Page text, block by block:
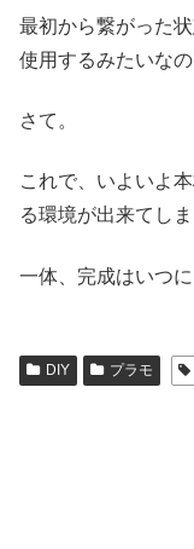
最初から繋がった
使用するみたいな
さて。
これで、いよいよ
る環境が出来てし
一体、完成はいつ
DIY プラモ